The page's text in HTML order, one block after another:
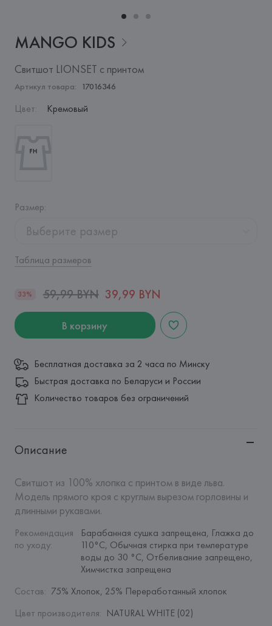
MANGO KIDS
Свитшот LIONSET с принтом
Артикул товара: 17016346
Цвет: Кремовый
Размер:
Выберите размер
Таблица размеров
33% 59,99 BYN 39,99 BYN
В корзину
Бесплатная доставка за 2 часа по Минску
Быстрая доставка по Беларуси и России
Количество товаров без ограничений
Описание
Свитшот из 100% хлопка с принтом в виде льва.
Модель прямого кроя с круглым вырезом горловины и
длинными рукавами.
Рекомендация
по уходу:
Барабанная сушка запрещена, Глажка до
110°C, Обычная стирка при температуре
воды до 30 °C, Отбеливание запрещено,
Химчистка запрещена
Состав: 75% Хлопок, 25% Переработанный хлопок
Цвет производителя: NATURAL WHITE (02)